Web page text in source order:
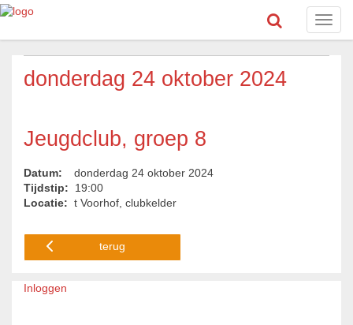
donderdag 24 oktober 2024
Jeugdclub, groep 8
Datum:
donderdag 24 oktober 2024
Tijdstip:
19:00
Locatie: t Voorhof, clubkelder
terug
Inloggen